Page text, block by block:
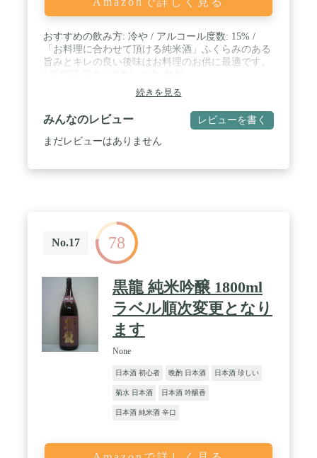
おすすめの飲み方: 冷や / アルコール度数: 15% /
「お料理に合わせて頂ける純米酒」ふくらみのある
旨みとキレの良い後味はお料理のお供に最適です。
続きを見る
みんなのレビュー レビューを書く
まだレビューはありません
No.17 78
黒龍 純米吟醸 1800ml
ラベル順次変更となり
ます
None
日本酒 初心者 晩酌 日本酒 日本酒 珍しい
菊水 日本酒 日本酒 吟醸香
日本酒 純米酒 辛口